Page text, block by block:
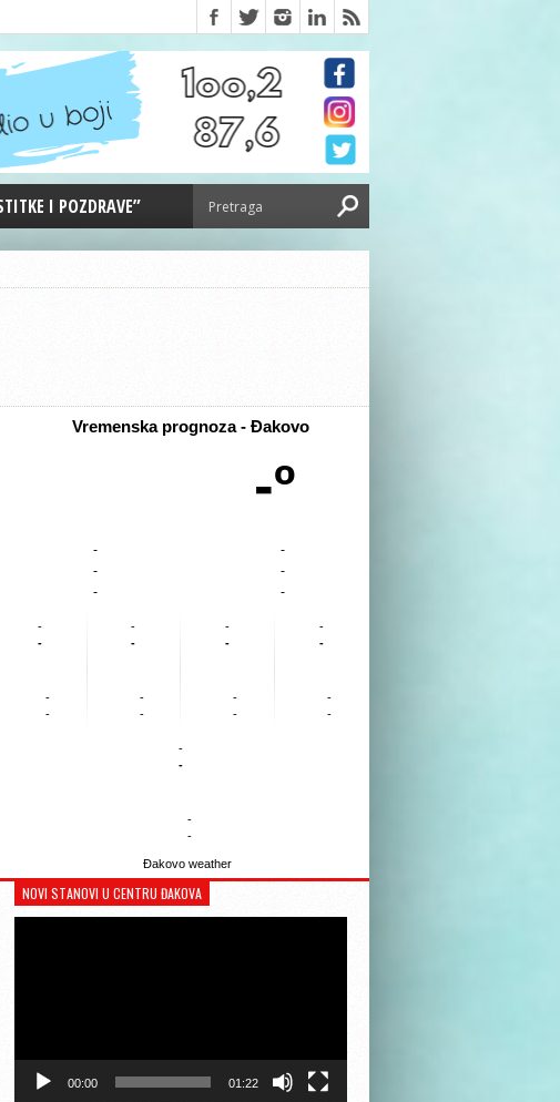
I POZDRAVE”
Vremenska prognoza - Đakovo
-º
-
-
-
-
-
-
-
-
-
-
-
-
-
-
-
-
-
-
-
-
-
-
-
-
-
-
Đakovo weather
NOVI STANOVI U CENTRU ĐAKOVA
00:00 01:22